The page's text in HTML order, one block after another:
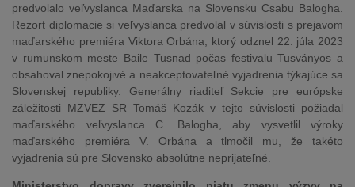
predvolalo veľvyslanca Maďarska na Slovensku Csabu Balogha.
Rezort diplomacie si veľvyslanca predvolal v súvislosti s prejavom
maďarského premiéra Viktora Orbána, ktorý odznel 22. júla 2023
v rumunskom meste Baile Tusnad počas festivalu Tusványos a
obsahoval znepokojivé a neakceptovateľné vyjadrenia týkajúce sa
Slovenskej republiky. Generálny riaditeľ Sekcie pre európske
záležitosti MZVEZ SR Tomáš Kozák v tejto súvislosti požiadal
maďarského veľvyslanca C. Balogha, aby vysvetlil výroky
maďarského premiéra V. Orbána a tlmočil mu, že takéto
vyjadrenia sú pre Slovensko absolútne neprijateľné.